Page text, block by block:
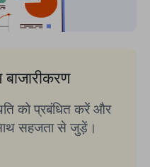
बाजारीकरण
को प्रबंधित करें और
सहजता से जुड़ें।